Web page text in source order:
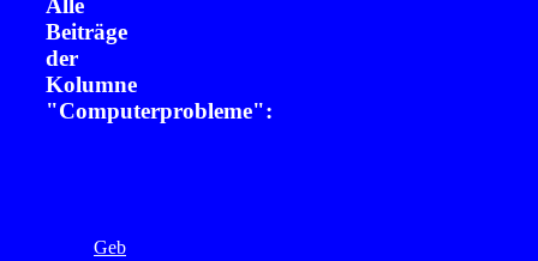
Alle
Beiträge
der
Kolumne
"Computerprobleme":
Geb